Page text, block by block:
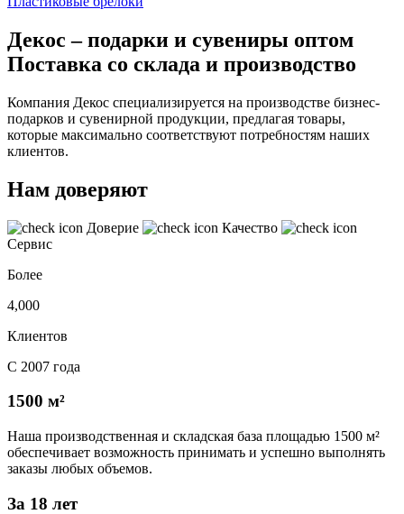
Декос – подарки и сувениры оптом
Поставка со склада и производство
Компания Декос специализируется на производстве бизнес-
подарков и сувенирной продукции, предлагая товары,
которые максимально соответствуют потребностям наших
клиентов.
Нам доверяют
Доверие
Качество
Сервис
Более
4,000
Клиентов
С 2007 года
1500 м²
Наша производственная и складская база площадью 1500 м²
обеспечивает возможность принимать и успешно выполнять
заказы любых объемов.
За 18 лет